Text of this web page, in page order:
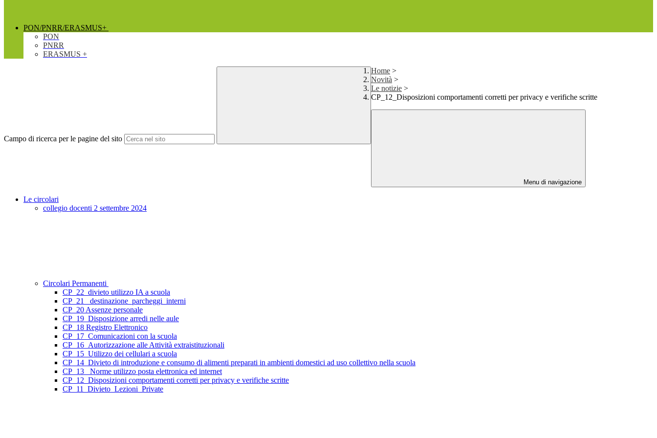
PON/PNRR/ERASMUS+
PON
PNRR
ERASMUS +
Campo di ricerca per le pagine del sito
Home >
Novità >
Le notizie >
CP_12_Disposizioni comportamenti corretti per privacy e verifiche scritte
Menu di navigazione
Le circolari
collegio docenti 2 settembre 2024
Circolari Permanenti
CP_22_divieto utilizzo IA a scuola
CP_21_ destinazione_parcheggi_interni
CP_20 Assenze personale
CP_19_Disposizione arredi nelle aule
CP_18 Registro Elettronico
CP_17_Comunicazioni con la scuola
CP_16_Autorizzazione alle Attività extraistituzionali
CP_15_Utilizzo dei cellulari a scuola
CP_14_Divieto di introduzione e consumo di alimenti preparati in ambienti domestici ad uso collettivo nella scuola
CP_13_ Norme utilizzo posta elettronica ed internet
CP_12_Disposizioni comportamenti corretti per privacy e verifiche scritte
CP_11_Divieto_Lezioni_Private